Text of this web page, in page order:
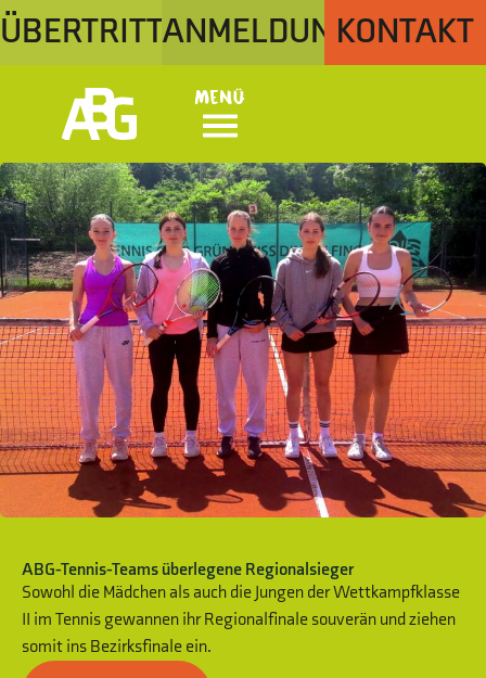
ÜBERTRITTANMELDUNGKONTAKT
Menü
ABG-Tennis-Teams überlegene Regionalsieger
Sowohl die Mädchen als auch die Jungen der Wettkampfklasse
II im Tennis gewannen ihr Regionalfinale souverän und ziehen
somit ins Bezirksfinale ein.